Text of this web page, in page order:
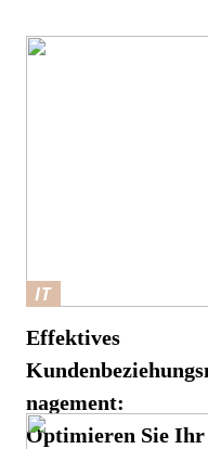
IT
Effektives
nagement:
Optimieren Sie Ihr